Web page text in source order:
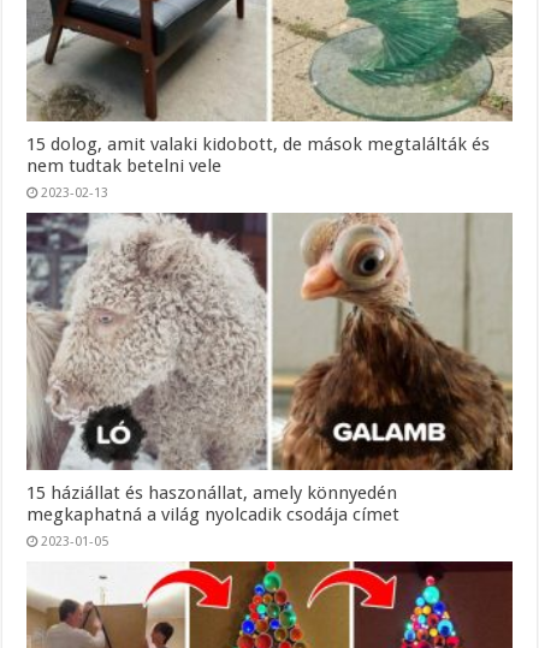
15 dolog, amit valaki kidobott, de mások megtalálták és
nem tudtak betelni vele
2023-02-13
15 háziállat és haszonállat, amely könnyedén
megkaphatná a világ nyolcadik csodája címet
2023-01-05